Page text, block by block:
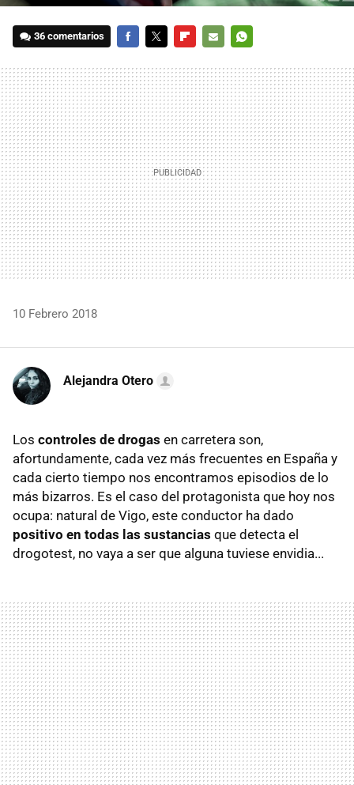
36 comentarios
MAIL
10 Febrero 2018
Alejandra Otero
Los controles de drogas en carretera son,
afortundamente, cada vez más frecuentes en España y
cada cierto tiempo nos encontramos episodios de lo
más bizarros. Es el caso del protagonista que hoy nos
ocupa: natural de Vigo, este conductor ha dado
positivo en todas las sustancias que detecta el
drogotest, no vaya a ser que alguna tuviese envidia...